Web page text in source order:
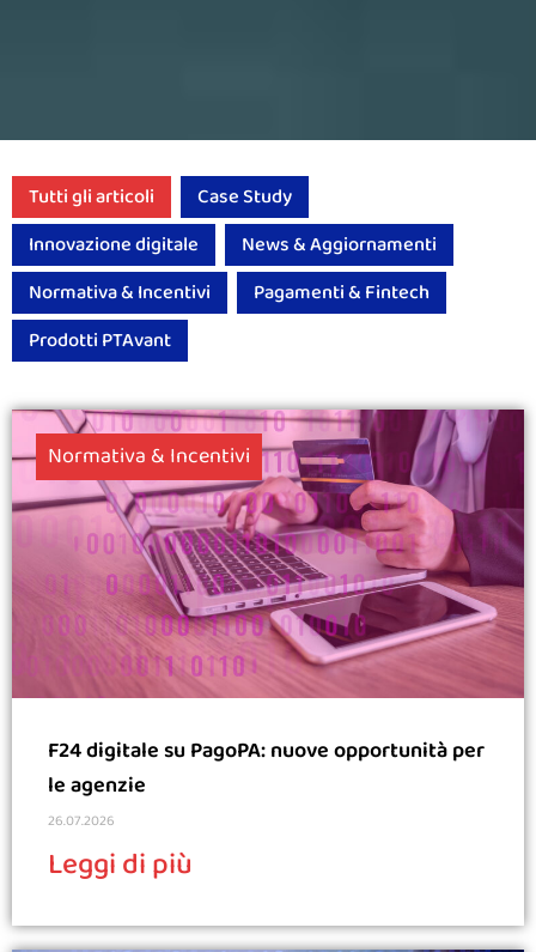
Tutti gli articoli
Case Study
Innovazione digitale
News & Aggiornamenti
Normativa & Incentivi
Pagamenti & Fintech
Prodotti PTAvant
Normativa & Incentivi
F24 digitale su PagoPA: nuove opportunità per
le agenzie
26.07.2026
Leggi di più